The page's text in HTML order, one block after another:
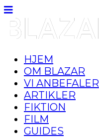
HJEM
OM BLAZAR
VI ANBEFALER
ARTIKLER
FIKTION
FILM
GUIDES